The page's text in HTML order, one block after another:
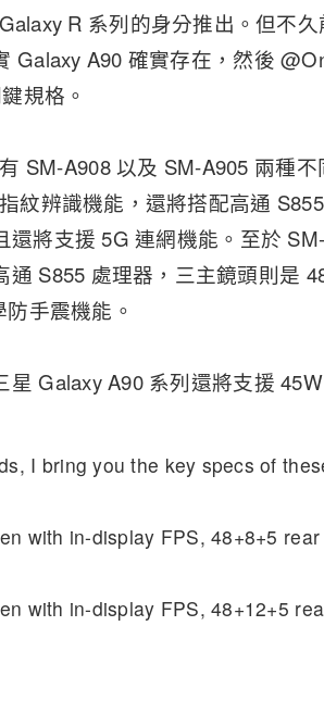
R 系列的身分推出。但不
Galaxy A90 確實存在，然後
規格。
SM-A908 以及 SM-A905 兩種
紋辨識機能，還將搭配高通
將支援 5G 連網機能。至於
S855 處理器，三主鏡頭則是
手震機能。
Galaxy A90 系列還將支援
I bring you the key specs of
with in-display FPS, 48+8+5
with in-display FPS, 48+12+5